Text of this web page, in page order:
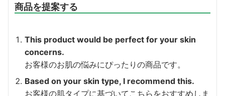
商品を提案する
This product would be perfect for your skin
concerns.
お客様のお肌の悩みにぴったりの商品です。
Based on your skin type, I recommend this.
お客様の肌タイプに基づいてこちらをおすすめしま